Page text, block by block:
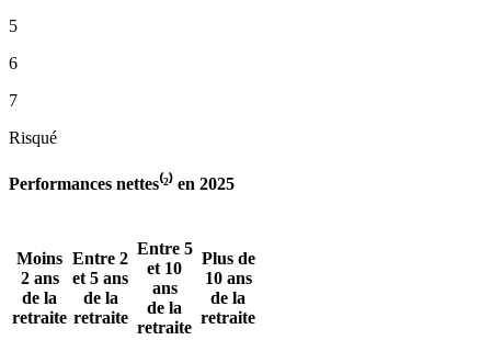
5
6
7
Risqué
Performances nettes⁽²⁾ en 2025
Moins
2 ans
de la
retraite
Entre 2
et 5 ans
de la
retraite
Entre 5
et 10
ans
de la
retraite
Plus de
10 ans
de la
retraite